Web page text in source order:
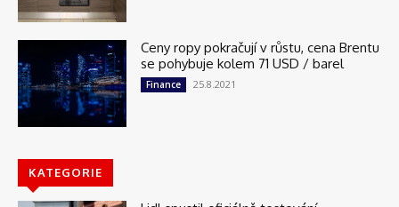
Ceny ropy pokračují v růstu, cena Brentu
se pohybuje kolem 71 USD / barel
Finance 25.8.2021
KATEGORIE